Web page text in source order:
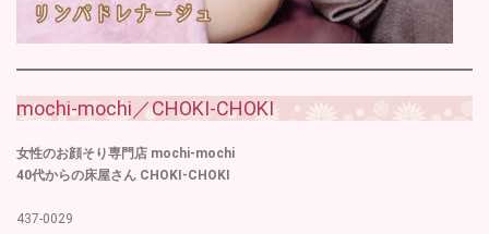
mochi-mochi／CHOKI-CHOKI
女性のお顔そり専門店 mochi-mochi
40代からの床屋さん CHOKI-CHOKI
437-0029